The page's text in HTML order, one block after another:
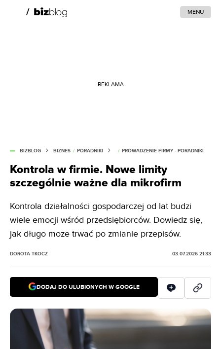
MENU
REKLAMA
BIZBLOG BIZNES / PORADNIKI / PROWADZENIE FIRMY - PORADNIKI
Kontrola w firmie. Nowe limity
szczególnie ważne dla mikrofirm
Kontrola działalności gospodarczej od lat budzi
wiele emocji wśród przedsiębiorców. Dowiedz się,
jak długo może trwać po zmianie przepisów.
DOROTA TKOCZ 03.07.2026 21:33
DODAJ DO ULUBIONYCH W GOOGLE